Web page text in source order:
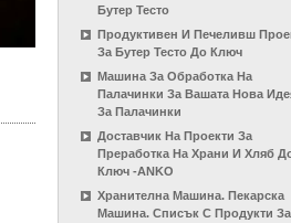
Бутер Тесто
Продуктивен И Печеливш
За Бутер Тесто До Ключ
Машина За Обработка На
Палачинки За Вашата Нова
За Палачинки
Доставчик На Проекти За
Преработка На Храни И Хляб
Ключ -ANKO
Хранителна Машина. Пекарска
Машина. Списък С Продукти За